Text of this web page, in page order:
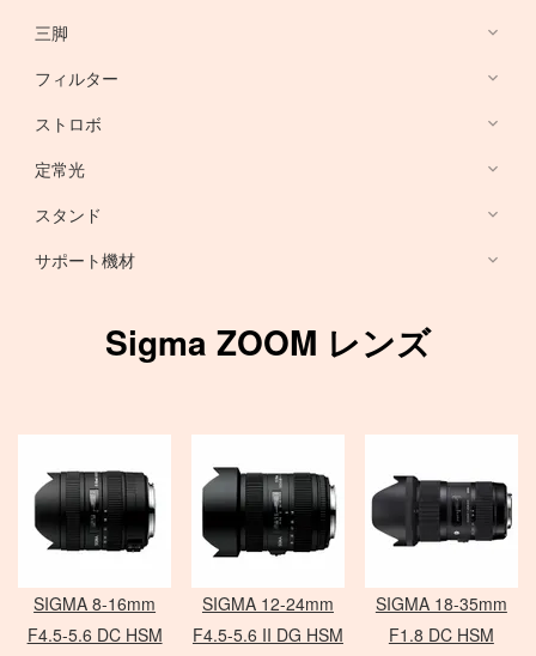
Nikon DSLR
Sony ミラーレス
Nikon ミラーレス
FUJIFILM GFXシリーズ
デジタルバック
ノートブック PC
PC用 周辺機器
PC用 外付バッテリー
PC用 アクセサリ
EF 単焦点レンズ
EF ズームレンズ
アクセサリ
Nikon Lens ACC
PHASE ONE
Schneider 645 レンズ
Hasselblad H
H カメラ
HC レンズ
アクセサリ
Sinar
COLAVOLEX
三脚
一脚
三脚
Manfrotto
フィルター
HARRISON
アダプター
TIFFEN
ストロボ
モノブロック
（バッテリータイプ）
オパライト
ソフトボックス
エフェクトランプ
定常光
Aupture LEDライト
Light Storm シリーズ
amaran シリーズ
NOVA シリーズ
INFINIBAR シリーズ
アクセサリ
ソフトボックス
スタンド
Manfrotto
Avenger
センチュリースタンド
Other Brand
サポート機材
メーター
MINOLTA
SEKONIC
Kenko
Sigma ZOOM レンズ
SIGMA 8-16mm
F4.5-5.6 DC HSM
SIGMA 12-24mm
F4.5-5.6 II DG HSM
SIGMA 18-35mm
F1.8 DC HSM